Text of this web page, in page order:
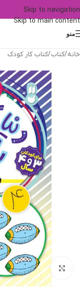
Skip to navigation
Skip to main content
منو
خانه/کتاب/کتاب کار کودک
بزرگنمایی تصویر